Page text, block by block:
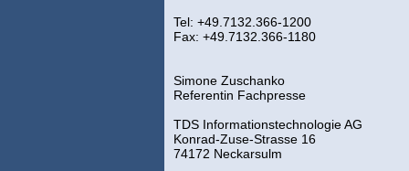
Tel: +49.7132.366-1200
Fax: +49.7132.366-1180
Simone Zuschanko
Referentin Fachpresse
TDS Informationstechnologie AG
Konrad-Zuse-Strasse 16
74172 Neckarsulm